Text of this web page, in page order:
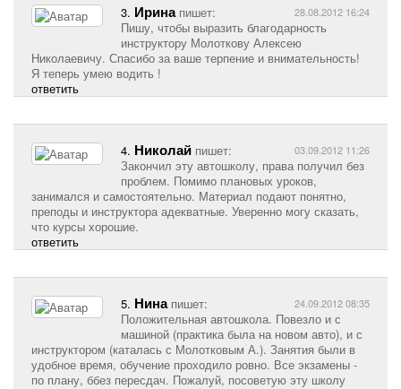
28.08.2012 16:24
3. Иринапишет:
Пишу, чтобы выразить благодарность
инструктору Молоткову Алексею
Николаевичу. Спасибо за ваше терпение и внимательность!
Я теперь умею водить !
ответить
03.09.2012 11:26
4. Николай пишет:
Закончил эту автошколу, права получил без
проблем. Помимо плановых уроков,
занимался и самостоятельно. Материал подают понятно,
преподы и инструктора адекватные. Уверенно могу сказать,
что курсы хорошие.
ответить
24.09.2012 08:35
5. Нинапишет:
Положительная автошкола. Повезло и с
машиной (практика была на новом авто), и с
инструктором (каталась с Молотковым А.). Занятия были в
удобное время, обучение проходило ровно. Все экзамены -
по плану, ббез пересдач. Пожалуй, посоветую эту школу